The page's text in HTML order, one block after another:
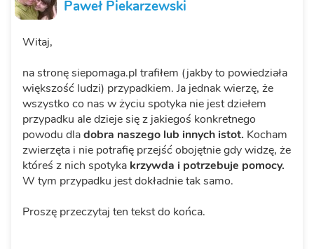
Paweł Piekarzewski
Witaj,
na stronę siepomaga.pl trafiłem (jakby to powiedziała
większość ludzi) przypadkiem. Ja jednak wierzę, że
wszystko co nas w życiu spotyka nie jest dziełem
przypadku ale dzieje się z jakiegoś konkretnego
powodu dladobra naszego lub innych istot. Kocham
zwierzęta i nie potrafię przejść obojętnie gdy widzę, że
któreś z nich spotyka krzywda i potrzebuje pomocy.
W tym przypadku jest dokładnie tak samo.
Proszę przeczytaj ten tekst do końca.